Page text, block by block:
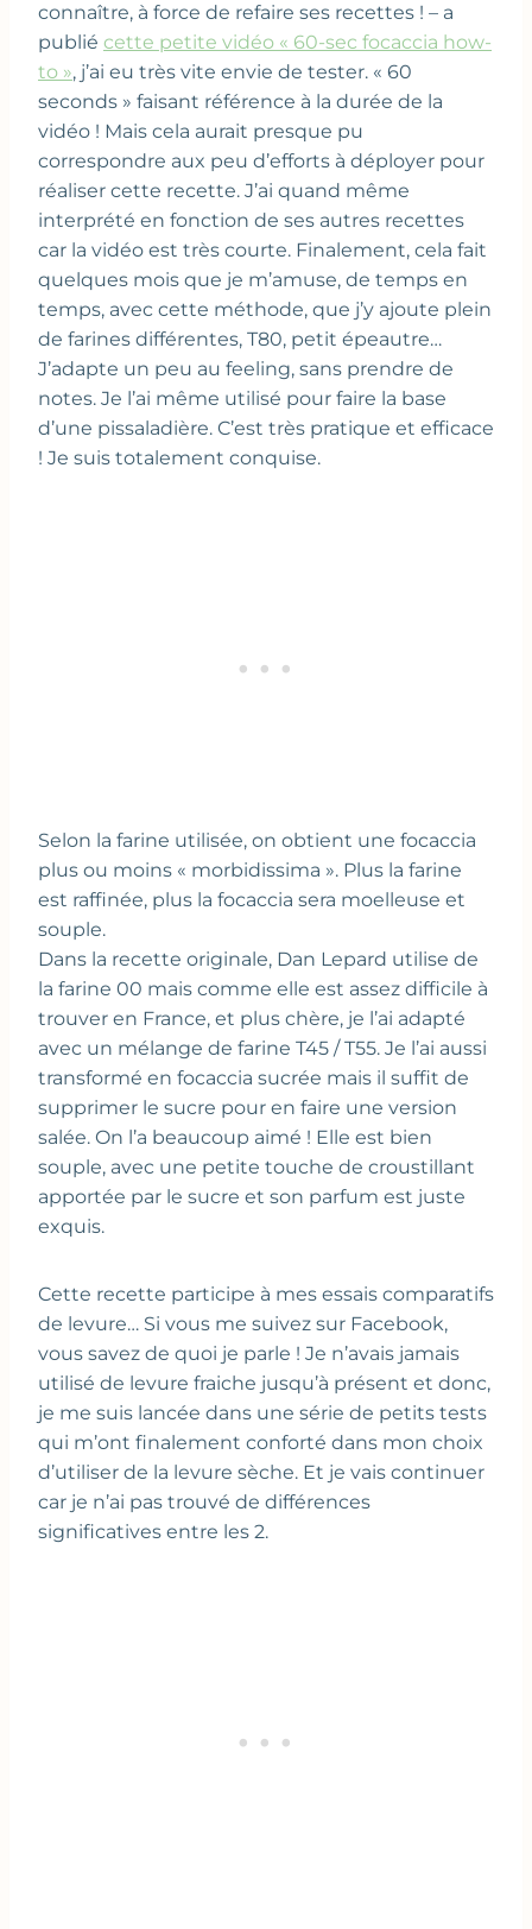
connaître, à force de refaire ses recettes ! – a
publié cette petite vidéo « 60-sec focaccia how-
to », j’ai eu très vite envie de tester. « 60
seconds » faisant référence à la durée de la
vidéo ! Mais cela aurait presque pu
correspondre aux peu d’efforts à déployer pour
réaliser cette recette. J’ai quand même
interprété en fonction de ses autres recettes
car la vidéo est très courte. Finalement, cela fait
quelques mois que je m’amuse, de temps en
temps, avec cette méthode, que j’y ajoute plein
de farines différentes, T80, petit épeautre…
J’adapte un peu au feeling, sans prendre de
notes. Je l’ai même utilisé pour faire la base
d’une pissaladière. C’est très pratique et efficace
! Je suis totalement conquise.
Selon la farine utilisée, on obtient une focaccia
plus ou moins « morbidissima ». Plus la farine
est raffinée, plus la focaccia sera moelleuse et
souple.
Dans la recette originale, Dan Lepard utilise de
la farine 00 mais comme elle est assez difficile à
trouver en France, et plus chère, je l’ai adapté
avec un mélange de farine T45 / T55. Je l’ai aussi
transformé en focaccia sucrée mais il suffit de
supprimer le sucre pour en faire une version
salée. On l’a beaucoup aimé ! Elle est bien
souple, avec une petite touche de croustillant
apportée par le sucre et son parfum est juste
exquis.
Cette recette participe à mes essais comparatifs
de levure… Si vous me suivez sur Facebook,
vous savez de quoi je parle ! Je n’avais jamais
utilisé de levure fraiche jusqu’à présent et donc,
je me suis lancée dans une série de petits tests
qui m’ont finalement conforté dans mon choix
d’utiliser de la levure sèche. Et je vais continuer
car je n’ai pas trouvé de différences
significatives entre les 2.